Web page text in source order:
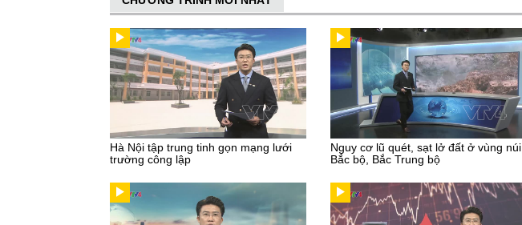
Hà Nội tập trung tinh gọn mạng lưới
trường công lập
Nguy cơ lũ quét, sạt lở đất ở vùng núi
Bắc bộ, Bắc Trung bộ